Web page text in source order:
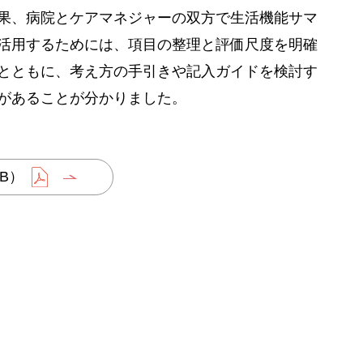
、病院とケアマネジャーの双方で生活機能サマ
用するためには、項目の整理と評価尺度を明確
ともに、考え方の手引きや記入ガイドを検討す
あることが分かりました。